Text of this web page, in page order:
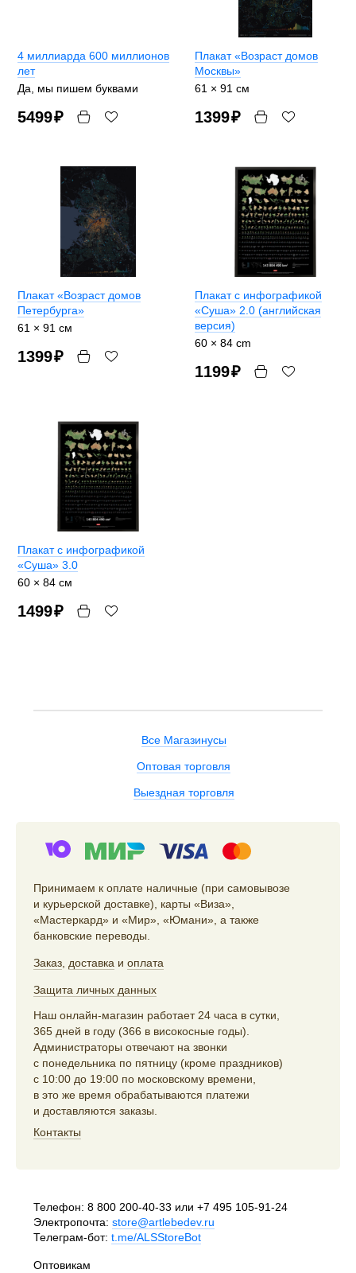
4 миллиарда 600 миллионов
лет
Да, мы пишем буквами
5499₽
Плакат «Возраст домов
Москвы»
61 × 91 см
1399₽
Плакат «Возраст домов
Петербурга»
61 × 91 см
1399₽
Плакат с инфографикой
«Суша» 2.0 (английская
версия)
60 × 84 cm
1199₽
Плакат с инфографикой
«Суша» 3.0
60 × 84 см
1499₽
Все Магазинусы
Оптовая торговля
Выездная торговля
Принимаем к оплате наличные (при самовывозе
и курьерской доставке), карты «Виза»,
«Мастеркард» и «Мир», «Юмани», а также
банковские переводы.
Заказ, доставка и оплата
Защита личных данных
Наш онлайн-магазин работает 24 часа в сутки,
365 дней в году (366 в високосные годы).
Администраторы отвечают на звонки
с понедельника по пятницу (кроме праздников)
с 10:00 до 19:00 по московскому времени,
в это же время обрабатываются платежи
и доставляются заказы.
Контакты
Телефон: 8 800 200-40-33 или +7 495 105-91-24
Электропочта: store@artlebedev.ru
Телеграм-бот: t.me/ALSStoreBot
Оптовикам